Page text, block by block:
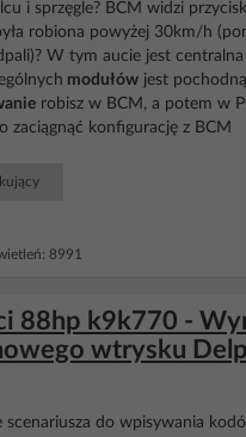
i sprzęgle? BCM widzi
robiona powyżej 30km/h
W tym aucie jest
modułów jest
robisz w BCM, a potem w
zaciągnąć konfigurację z BCM
8991
88hp k9k770 -
wtrysku
scenariusza do wpisywania